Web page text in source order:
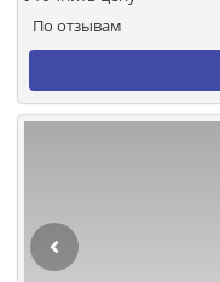
По отзывам